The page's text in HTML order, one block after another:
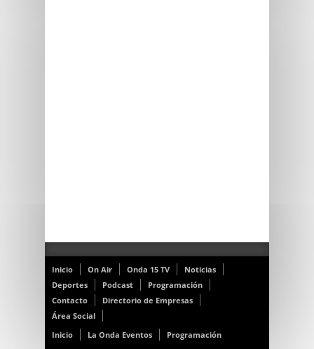
Inicio On Air Onda 15 TV
Noticias
Deportes
Podcast
Programación
Contacto
Directorio de Empresas
Área Social
Inicio
La Onda Eventos Programación